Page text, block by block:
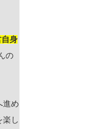
身
の
進め
楽し